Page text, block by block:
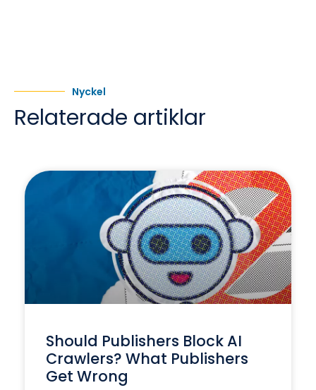
Nyckel
Relaterade artiklar
Should Publishers Block AI
Crawlers? What Publishers
Get Wrong